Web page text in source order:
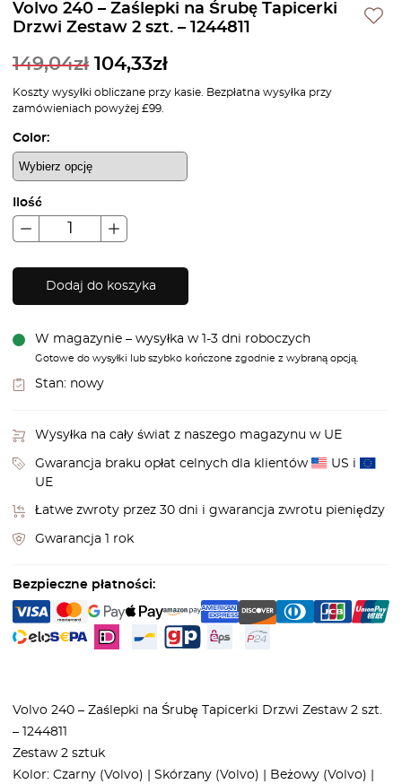
Volvo 240 – Zaślepki na Śrubę Tapicerki
Drzwi Zestaw 2 szt. – 1244811
149,04zł 104,33zł
Koszty wysyłki obliczane przy kasie. Bezpłatna wysyłka przy
zamówieniach powyżej £99.
Color:
Ilość
Dodaj do koszyka
W magazynie – wysyłka w 1-3 dni roboczych
Gotowe do wysyłki lub szybko kończone zgodnie z wybraną opcją.
Stan: nowy
Wysyłka na cały świat z naszego magazynu w UE
Gwarancja braku opłat celnych dla klientów
US i
UE
Łatwe zwroty przez 30 dni i gwarancja zwrotu pieniędzy
Gwarancja 1 rok
Bezpieczne płatności:
Volvo 240 – Zaślepki na Śrubę Tapicerki Drzwi Zestaw 2 szt.
– 1244811
Zestaw 2 sztuk
Kolor: Czarny (Volvo) | Skórzany (Volvo) | Beżowy (Volvo) |